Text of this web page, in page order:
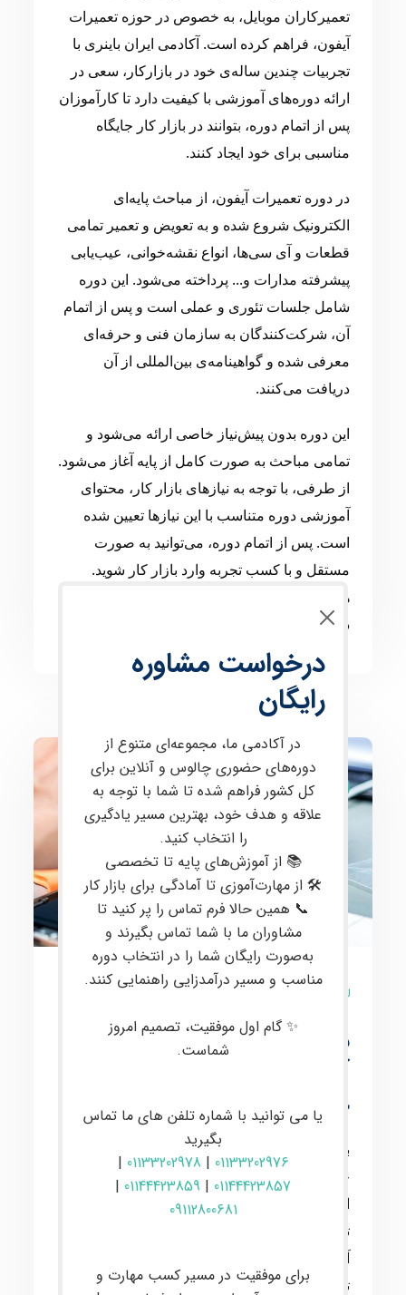
تعمیرکاران موبایل، به خصوص در حوزه تعمیرات
آیفون، فراهم کرده است. آکادمی ایران باینری با
تجربیات چندین ساله‌ی خود در بازارکار، سعی در
ارائه دوره‌های آموزشی با کیفیت دارد تا کارآموزان
پس از اتمام دوره، بتوانند در بازار کار جایگاه
مناسبی برای خود ایجاد کنند.
در دوره تعمیرات آیفون، از مباحث پایه‌ای
الکترونیک شروع شده و به تعویض و تعمیر تمامی
قطعات و آی سی‌ها، انواع نقشه‌خوانی، عیب‌یابی
پیشرفته مدارات و... پرداخته می‌شود. این دوره
شامل جلسات تئوری و عملی است و پس از اتمام
آن، شرکت‌کنندگان به سازمان فنی و حرفه‌ای
معرفی شده و گواهینامه‌ی بین‌المللی از آن
دریافت می‌کنند.
این دوره بدون پیش‌نیاز خاصی ارائه می‌شود و
تمامی مباحث به صورت کامل از پایه آغاز می‌شود.
از طرفی، با توجه به نیازهای بازار کار، محتوای
آموزشی دوره متناسب با این نیازها تعیین شده
است. پس از اتمام دوره، می‌توانید به صورت
مستقل و با کسب تجربه وارد بازار کار شوید.
همچنین، پشتیبانی حضوری و مجازی پس از اتمام
دوره ارائه می‌شود.
تعمیرات موبایل
دوره تعمیرات تخصصی
آیفون در ساری و بابل
حضوری
با توجه به رشد روزافزون استفاده از موبایل در
جامعه، نیاز به خدمات تعمیراتی نیز افزایش یافته
است. این موقعیت، فرصت خوبی را برای
تعمیرکاران موبایل، به خصوص در حوزه تعمیرات
آیفون، فراهم کرده است. آکادمی ایران باینری با
تجربیات چندین ساله‌ی خود در بازارکار، سعی در
درخواست مشاوره
رایگان
در آکادمی ما، مجموعه‌ای متنوع از
دوره‌های حضوری چالوس و آنلاین برای
کل کشور فراهم شده تا شما با توجه به
علاقه و هدف خود، بهترین مسیر یادگیری
را انتخاب کنید.
📚 از آموزش‌های پایه تا تخصصی
🛠 از مهارت‌آموزی تا آمادگی برای بازار کار
📞 همین حالا فرم تماس را پر کنید تا
مشاوران ما با شما تماس بگیرند و
به‌صورت رایگان شما را در انتخاب دوره
مناسب و مسیر درآمدزایی راهنمایی کنند.
✨ گام اول موفقیت، تصمیم امروز
شماست.
یا می توانید با شماره تلفن های ما تماس
بگیرید
01133202976
|
01133202978
|
01144423857
|
01144423859
|
09112800681
برای موفقیت در مسیر کسب مهارت و